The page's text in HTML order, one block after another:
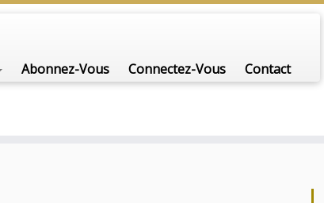
Abonnez-Vous Connectez-Vous Contact